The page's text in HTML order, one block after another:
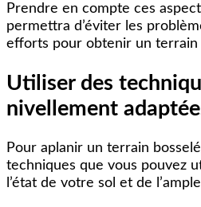
Prendre en compte ces
permettra d’éviter les
efforts pour obtenir un terrain
Utiliser des
nivellement
Pour aplanir un terrain
techniques que vous pouvez
l’état de votre sol et de